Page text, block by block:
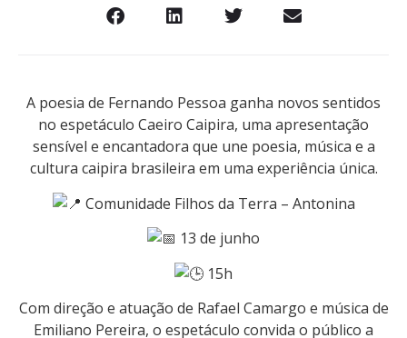
A poesia de Fernando Pessoa ganha novos sentidos
no espetáculo Caeiro Caipira, uma apresentação
sensível e encantadora que une poesia, música e a
cultura caipira brasileira em uma experiência única.
Comunidade Filhos da Terra – Antonina
13 de junho
15h
Com direção e atuação de Rafael Camargo e música de
Emiliano Pereira, o espetáculo convida o público a